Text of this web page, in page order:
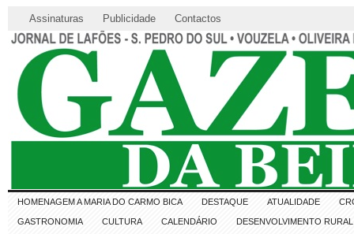
Assinaturas Publicidade Contactos
HOMENAGEM A MARIA DO CARMO BICA DESTAQUE ATUALIDADE
GASTRONOMIA CULTURA CALENDÁRIO DESENVOLVIMENTO RURAL